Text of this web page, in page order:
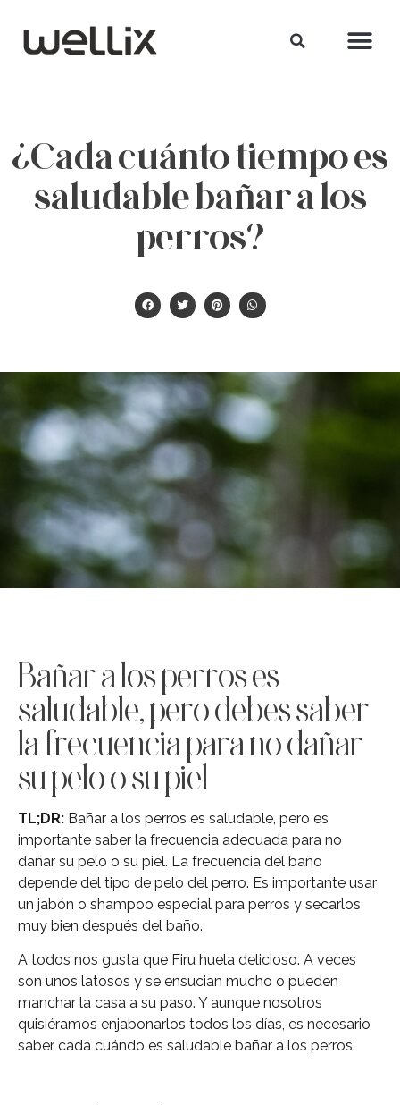
¿Cada cuánto tiempo es
saludable bañar a los
perros?
Bañar a los perros es
saludable, pero debes saber
la frecuencia para no dañar
su pelo o su piel
TL;DR: Bañar a los perros es saludable, pero es
importante saber la frecuencia adecuada para no
dañar su pelo o su piel. La frecuencia del baño
depende del tipo de pelo del perro. Es importante usar
un jabón o shampoo especial para perros y secarlos
muy bien después del baño.
A todos nos gusta que Firu huela delicioso. A veces
son unos latosos y se ensucian mucho o pueden
manchar la casa a su paso. Y aunque nosotros
quisiéramos enjabonarlos todos los días, es necesario
saber cada cuándo es saludable bañar a los perros.